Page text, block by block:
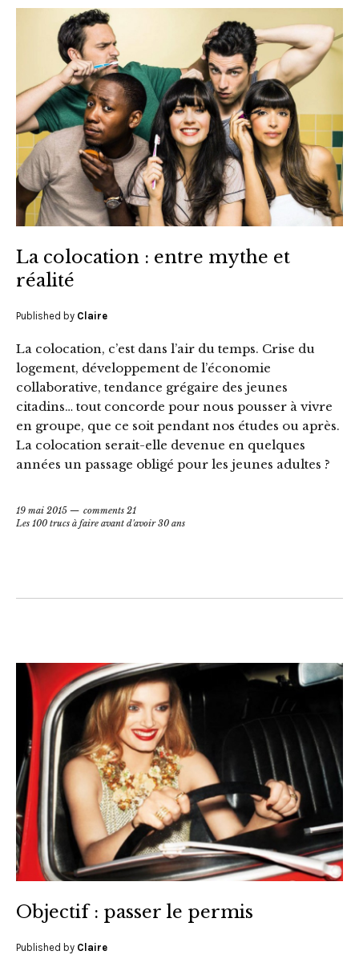
La colocation : entre mythe et
réalité
Published by Claire
La colocation, c’est dans l’air du temps. Crise du
logement, développement de l’économie
collaborative, tendance grégaire des jeunes
citadins… tout concorde pour nous pousser à vivre
en groupe, que ce soit pendant nos études ou après.
La colocation serait-elle devenue en quelques
années un passage obligé pour les jeunes adultes ?
19 mai 2015
comments 21
Les 100 trucs à faire avant d'avoir 30 ans
Objectif : passer le permis
Published by Claire